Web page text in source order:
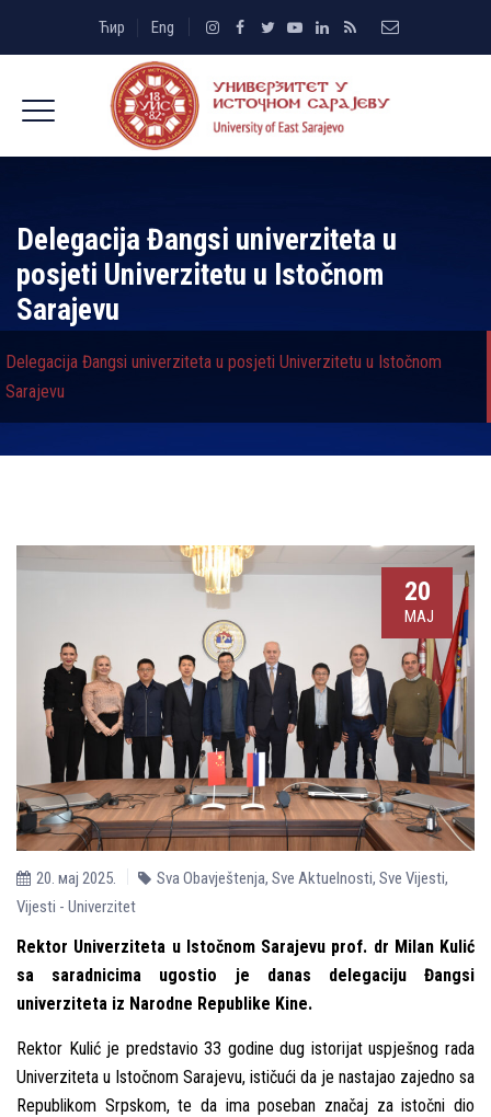
Ћир Eng
Delegacija Đangsi univerziteta u
posjeti Univerzitetu u Istočnom
Sarajevu
Delegacija Đangsi univerziteta u posjeti Univerzitetu u Istočnom
Sarajevu
20
МАЈ
20. мај 2025. Sva Obavještenja, Sve Aktuelnosti, Sve Vijesti,
Vijesti - Univerzitet
Rektor Univerziteta u Istočnom Sarajevu prof. dr Milan Kulić
sa saradnicima ugostio je danas delegaciju Đangsi
univerziteta iz Narodne Republike Kine.
Rektor Kulić je predstavio 33 godine dug istorijat uspješnog rada
Univerziteta u Istočnom Sarajevu, ističući da je nastajao zajedno sa
Republikom Srpskom, te da ima poseban značaj za istočni dio